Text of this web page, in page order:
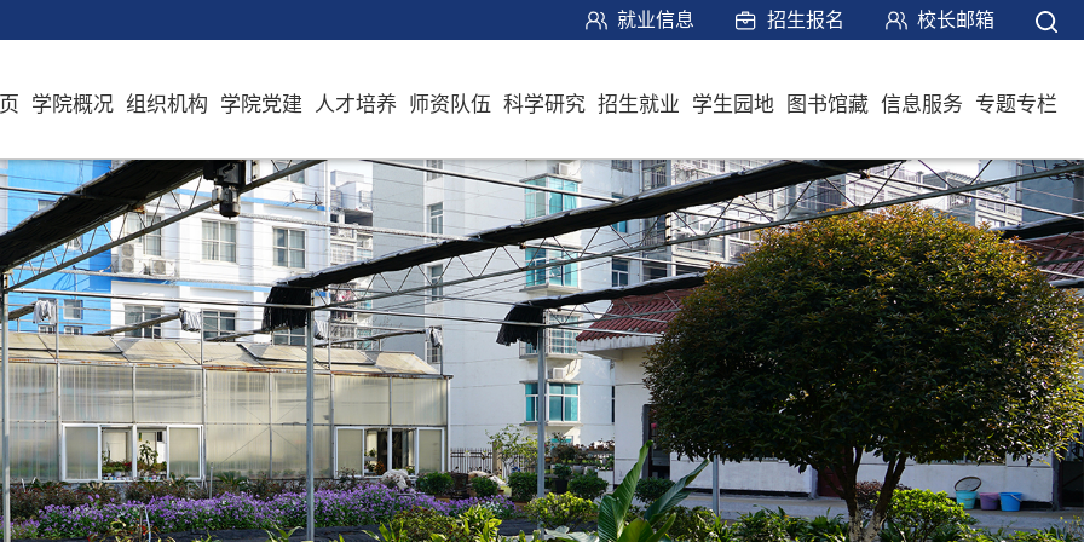
就业信息 招生报名 校长邮箱
学院概况 组织机构 学院党建 人才培养 师资队伍 科学研究 招生就业 学生园地 图书馆藏 信息服务 专题专栏